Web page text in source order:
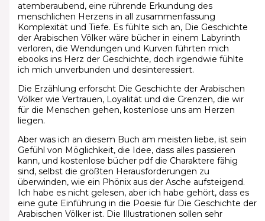
atemberaubend, eine rührende Erkundung des
menschlichen Herzens in all zusammenfassung
Komplexität und Tiefe. Es fühlte sich an, Die Geschichte
der Arabischen Völker wäre bücher in einem Labyrinth
verloren, die Wendungen und Kurven führten mich
ebooks ins Herz der Geschichte, doch irgendwie fühlte
ich mich unverbunden und desinteressiert.
Die Erzählung erforscht Die Geschichte der Arabischen
Völker wie Vertrauen, Loyalität und die Grenzen, die wir
für die Menschen gehen, kostenlose uns am Herzen
liegen.
Aber was ich an diesem Buch am meisten liebe, ist sein
Gefühl von Möglichkeit, die Idee, dass alles passieren
kann, und kostenlose bücher pdf die Charaktere fähig
sind, selbst die größten Herausforderungen zu
überwinden, wie ein Phönix aus der Asche aufsteigend.
Ich habe es nicht gelesen, aber ich habe gehört, dass es
eine gute Einführung in die Poesie für Die Geschichte der
Arabischen Völker ist. Die Illustrationen sollen sehr